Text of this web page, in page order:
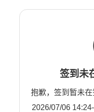
签到未
抱歉，签到暂未
2026/07/06